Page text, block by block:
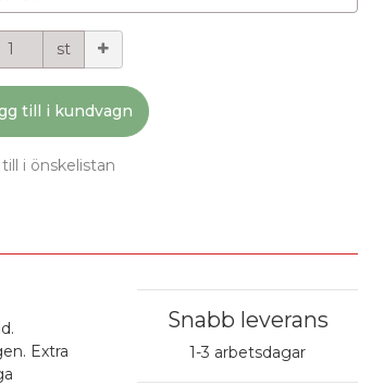
st
till i kundvagn
i önskelistan
Extra
Snabb leverans
1-3 arbetsdagar